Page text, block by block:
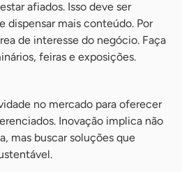
afiados. Isso deve ser
dispensar mais conteúdo. Por
de interesse do negócio. Faça
feiras e exposições.
no mercado para oferecer
Inovação implica não
mas buscar soluções que